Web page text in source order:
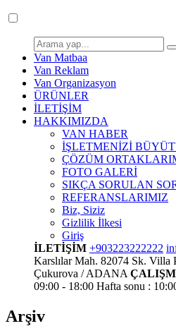
Van Matbaa
Van Reklam
Van Organizasyon
ÜRÜNLER
İLETİŞİM
HAKKIMIZDA
VAN HABER
İŞLETMENİZİ
ÇÖZÜM
FOTO GALERİ
SIKÇA SORULAN
REFERANSLARIMIZ
Biz, Siziz
Gizlilik İlkesi
Giriş
İLETİŞİM +903223222222
Karslılar Mah. 82074 Sk. Villa
Çukurova / ADANA
09:00 - 18:00 Hafta sonu :
Arşiv